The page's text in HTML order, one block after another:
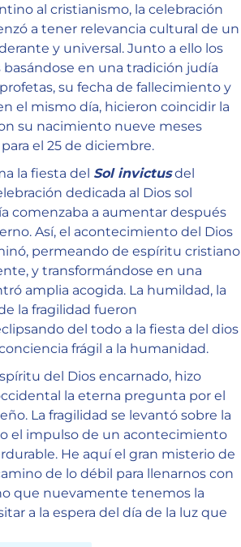
al cristianismo, la celebración
a tener relevancia cultural de un
y universal. Junto a ello los
en una tradición judía
su fecha de fallecimiento y
el mismo día, hicieron coincidir la
su nacimiento nueve meses
el 25 de diciembre.
la fiesta del Sol invictusdel
dedicada al Dios sol
comenzaba a aumentar después
Así, el acontecimiento del Dios
permeando de espíritu cristiano
y transformándose en una
amplia acogida. La humildad, la
la fragilidad fueron
del todo a la fiesta del dios
frágil a la humanidad.
del Dios encarnado, hizo
la eterna pregunta por el
La fragilidad se levantó sobre la
el impulso de un acontecimiento
He aquí el gran misterio de
de lo débil para llenarnos con
que nuevamente tenemos la
a la espera del día de la luz que